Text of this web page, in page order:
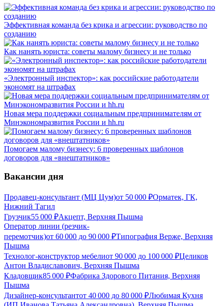
Эффективная команда без крика и агрессии: руководство по
созданию
Как нанять юриста: советы малому бизнесу и не только
«Электронный инспектор»: как российские работодатели
экономят на штрафах
Новая мера поддержки социальным предпринимателям от
Минэкономразвития России и hh.ru
Помогаем малому бизнесу: 6 проверенных шаблонов
договоров для «внештатников»
Вакансии дня
Продавец-консультант (МЦ Цум)от 50 000 ₽Орматек, ГК,
Нижний Тагил
Грузчик55 000 ₽Акцепт, Верхняя Пышма
Оператор линии (резчик-
перемотчик)от 60 000 до 90 000 ₽Типография Верже, Верхняя
Пышма
Технолог-конструктор мебелиот 90 000 до 100 000 ₽Целиков
Антон Владиславович, Верхняя Пышма
Кладовщик85 000 ₽Фабрика Здорового Питания, Верхняя
Пышма
Дизайнер-консультантот 40 000 до 80 000 ₽Любимая Кухня